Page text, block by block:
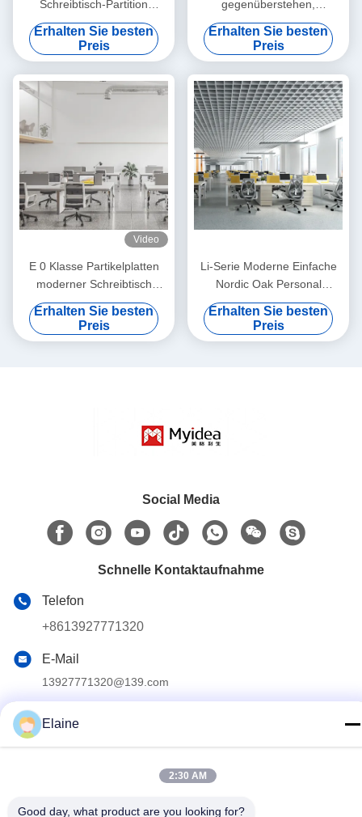
Schreibtisch-Partition
getrennt
Erhalten Sie besten
Preis
gegenüberstehen,
Schreibtisch, Stahlfuß,
Schreibtischmöbel,
Schreibtisch
Erhalten Sie besten
Preis
Video
E 0 Klasse Partikelplatten
moderner Schreibtisch
Umweltwahl Farbe und
Größe individuell
Erhalten Sie besten
Preis
Li-Serie Moderne Einfache
Nordic Oak Personal
Schreibtisch Schrift Stahl
Fuß individuell
Erhalten Sie besten
Preis
Social Media
Schnelle Kontaktaufnahme
Telefon
+8613927771320
E-Mail
13927771320@139.com
Jiujiang, Bezirk Nanhai, Stadt Foshan, Provinz Guangdong,
Privacy policy|Sitemap
Elaine
2:30 AM
Good day, what product are you looking for?